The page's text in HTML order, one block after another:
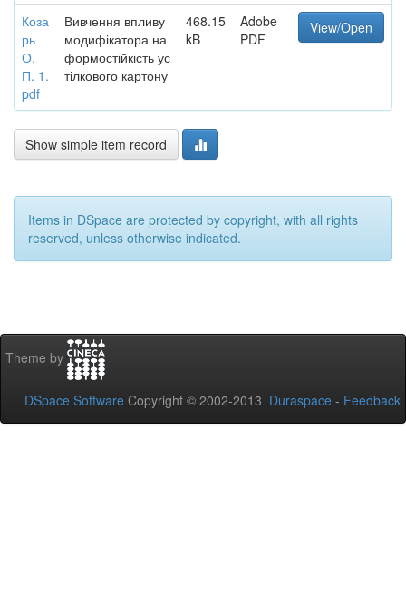
Коза
рь
О.
П. 1.
pdf
Вивчення впливу
модифікатора на
формостійкість ус
тілкового картону
468.15
kB
Adobe
PDF
View/Open
Show simple item record
Items in DSpace are protected by copyright, with all rights
reserved, unless otherwise indicated.
Theme by
DSpace Software Copyright © 2002-2013 Duraspace - Feedback